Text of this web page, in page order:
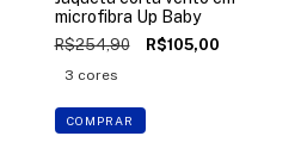
microfibra Up Baby
R$254,90 R$105,00
3 cores
COMPRAR